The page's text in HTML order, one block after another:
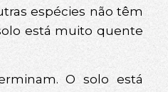
espécies não têm
está muito quente
O solo está